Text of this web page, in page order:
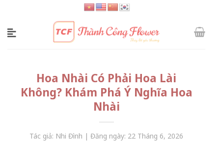
content
Hoa Nhài Có Phải Hoa Lài
Không? Khám Phá Ý Nghĩa Hoa
Nhài
Tác giả: Nhi Đình | Đăng ngày: 22 Tháng 6, 2026